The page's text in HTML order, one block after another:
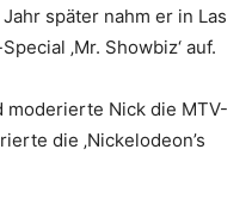
später nahm er in Las
‚Mr. Showbiz‘ auf.
Nick die MTV-
die ‚Nickelodeon’s